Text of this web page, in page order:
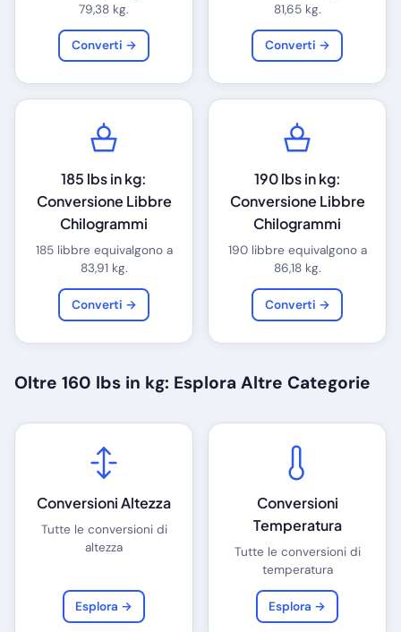
79,38 kg.
Converti →
81,65 kg.
Converti →
185 lbs in kg:
Conversione Libbre
Chilogrammi
185 libbre equivalgono a
83,91 kg.
Converti →
190 lbs in kg:
Conversione Libbre
Chilogrammi
190 libbre equivalgono a
86,18 kg.
Converti →
Oltre 160 lbs in kg: Esplora Altre Categorie
Conversioni Altezza
Tutte le conversioni di
altezza
Esplora →
Conversioni
Temperatura
Tutte le conversioni di
temperatura
Esplora →